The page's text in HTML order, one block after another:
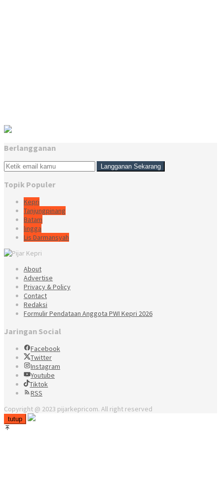
Berlangganan
Topik Populer
Kepri
Tanjungpinang
Batam
lingga
Lis Darmansyah
About
Advertise
Privacy & Policy
Contact
Redaksi
Formulir Pendataan Anggota PWI Kepri 2026
Jaringan Social
Facebook
Twitter
Instagram
Youtube
Tiktok
RSS
Copyright @ 2023 pijarkepricom. All right reserved
tutup